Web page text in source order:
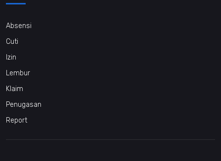
Absensi
Cuti
Izin
Lembur
Klaim
Penugasan
Report